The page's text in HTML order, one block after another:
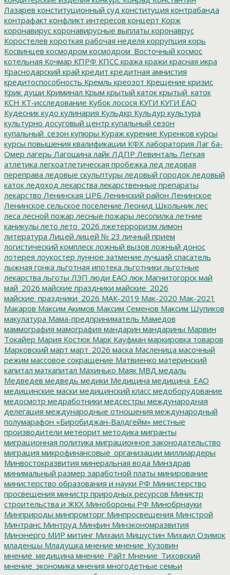
Лазарев конституционный суд конституция контрабанда
контрафакт конфликт интересов концерт Корж
коронавирус коронавирусные выплаты коронаврус
Коростелев короткая рабочая неделя коррупция корь
Косвинцев космодром космодром_Восточный космос
котельная Кочмар КПРФ КПСС кража кражи красная икра
Краснодарский край кредит кредитная амнистия
кредитоспособность Кремль креозот Крещение кризис
Крик души Криминал Крым крытый каток крытый_каток
КСН КТ-исследование Кубок лосося КУГИ КУГИ ЕАО
Кудесник кудо кулинария Кульдкр Кульдур культура
культурно досуговый центр купальный сезон
купальный_сезон купюры Кураж курение Куренков курсы
курсы повышения квалификации КФХ лаборатория Лаг ба-
Омер лагерь Лагошина лайк ЛДПР Левинталь Легкая
атлетика легкоатлетическая пробежка лед ледовая
переправа ледовые скульптуры ледовый городок ледовый
каток ледоход лекарства лекарственные препараты
лекарство Ленинская ЦРБ Ленинский район Ленинское
Ленинское сельское поселение Леонид Школьник лес
леса лесной пожар лесные пожары лесопилка летние
каникулы лето лето_2026 лжетерроризм лимон
литература Лицей лицей № 23 личный прием
логистический комплеск ложный вызов ложный донос
лотерея лоукостер лунное затмение лучший спасатель
лыжная гонка льготная ипотека льготники льготные
лекарства льготы ЛЭП люди ЕАО люк Магнитогорск май
май_2026 майские праздники майские_2026
майские_праздники_2026 МАК-2019 Мак-2020 Мак-2021
Макаров Максим Акимов Максим Семенов Максим Шупиков
макулатура Мама-предприниматель Мамедов
маммография мамография мандарин мандарины Марвин
Токайер Мария Костюк Марк Кауфман маркировка товаров
Марковский март март_2026 маска Масленица масочный
режим массовое сокращение Матвиенко материнский
капитал маткапитал Махинько Маяк МВД медаль
Медведев медведь медики Медицина медицина_ЕАО
медицинские маски медицинский класс медоборудование
медосмотр медработники медсестры международная
делегация международные отношения международный
полумарафон «Биробиджан-Валдгейм» местные
производители метеорит методика мигранты
миграционная политика миграционное законодательство
миграция микрофинансовые_организации миллиардеры
Минвостокразвития минеральная вода Минздрав
минимальный размер заработной платы минирование
министерство образования и науки РФ Министерство
просвещения министр природных ресурсов Министр
строительства и ЖКХ Минобороны РФ Минобрнауки
Минприроды минпромторг Минпросвещения Минстрой
Минтранс Минтруд Минфин Минэкономразвития
Минэнерго МИР митинг Михаил Мишустин Михаил Озимок
младенцы Младушка мнение мнение_Кузовин
мнение_медицина мнение_Райт Мнение_Тиховский
мнение_экономика мнения многодетные семьи